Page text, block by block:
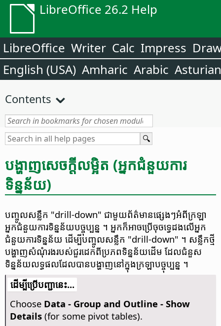
LibreOffice 26.2 Help
LibreOffice Writer Calc Impress
English (USA) Amharic Arabic Asturian
Contents
បង្ហាញ​សេចក្ដី​លម្អិត (អ្នក​ជំនួយការ​
ទិន្នន័យ)
បញ្ចូល​សន្លឹក "drill-down" ជា​មួយ​ព័ត៌មាន​ផ្សេងៗ​អំពី​ក្រឡា​
អ្នក​ជំនួយ​ការ​ទិន្នន័យ​បច្ចុប្បន្ន ។ អ្នក​ក៏​អាច​ប្រើ​​ចុច​ទ្វេ​ដង​លើ​​អ្នក​
ជំនួយ​ការ​ទិន្នន័យ ដើម្បី​បញ្ចូល​សន្លឹក "drill-down" ។ សន្លឹក​ថ្មី​
បង្ហាញ​សំណុំ​រង​របស់​ជួរដេក​ពី​ប្រភព​ទិន្នន័យ​ដើម ដែល​ជំនួស​
ទិន្នន័យ​លទ្ធផល​ដែល​បាន​បង្ហាញ​នៅ​ក្នុង​ក្រឡា​បច្ចុប្បន្ន ។
​​ដើម្បី​ប្រើ​​បញ្ជា​នេះ...
Choose Data - Group and Outline - Show
Details(for some pivot tables).